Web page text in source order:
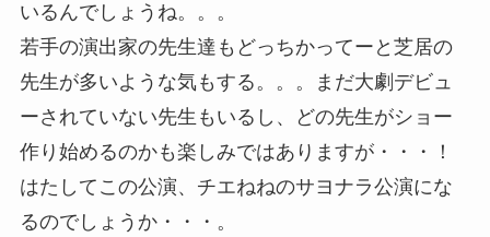
いるんでしょうね。。。
若手の演出家の先生達もどっちかってーと芝居の
先生が多いような気もする。。。まだ大劇デビュ
ーされていない先生もいるし、どの先生がショー
作り始めるのかも楽しみではありますが・・・！
はたしてこの公演、チエねねのサヨナラ公演にな
るのでしょうか・・・。